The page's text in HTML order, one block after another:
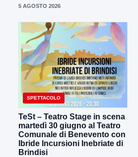
5 AGOSTO 2026
SPETTACOLO
TeSt – Teatro Stage in scena
martedì 30 giugno al Teatro
Comunale di Benevento con
Ibride Incursioni Inebriate di
Brindisi